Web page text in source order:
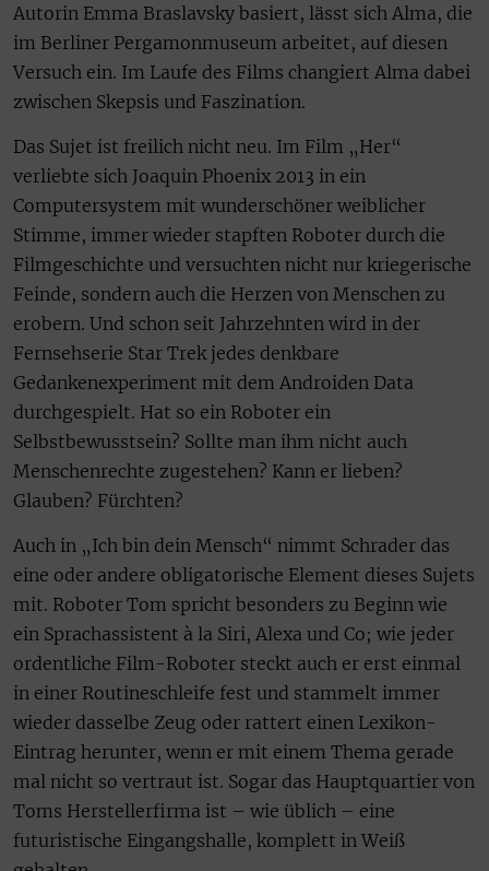
Autorin Emma Braslavsky basiert, lässt sich Alma, die
im Berliner Pergamonmuseum arbeitet, auf diesen
Versuch ein. Im Laufe des Films changiert Alma dabei
zwischen Skepsis und Faszination.
Das Sujet ist freilich nicht neu. Im Film „Her“
verliebte sich Joaquin Phoenix 2013 in ein
Computersystem mit wunderschöner weiblicher
Stimme, immer wieder stapften Roboter durch die
Filmgeschichte und versuchten nicht nur kriegerische
Feinde, sondern auch die Herzen von Menschen zu
erobern. Und schon seit Jahrzehnten wird in der
Fernsehserie Star Trek jedes denkbare
Gedankenexperiment mit dem Androiden Data
durchgespielt. Hat so ein Roboter ein
Selbstbewusstsein? Sollte man ihm nicht auch
Menschenrechte zugestehen? Kann er lieben?
Glauben? Fürchten?
Auch in „Ich bin dein Mensch“ nimmt Schrader das
eine oder andere obligatorische Element dieses Sujets
mit. Roboter Tom spricht besonders zu Beginn wie
ein Sprachassistent à la Siri, Alexa und Co; wie jeder
ordentliche Film-Roboter steckt auch er erst einmal
in einer Routineschleife fest und stammelt immer
wieder dasselbe Zeug oder rattert einen Lexikon-
Eintrag herunter, wenn er mit einem Thema gerade
mal nicht so vertraut ist. Sogar das Hauptquartier von
Toms Herstellerfirma ist – wie üblich – eine
futuristische Eingangshalle, komplett in Weiß